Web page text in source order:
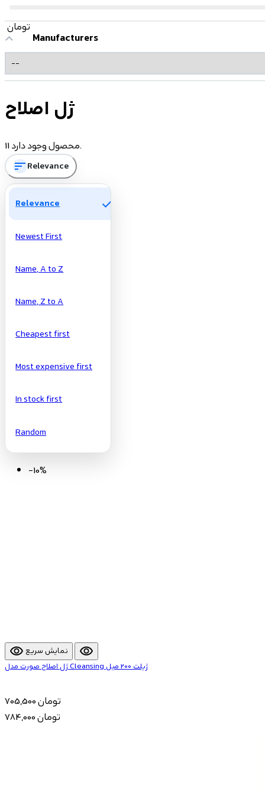
تومان
Manufacturers
ژل اصلاح
11 محصول وجود دارد.
sortRelevance
Relevance check
Newest First
Name, A to Z
Name, Z to A
Cheapest first
Most expensive first
In stock first
Random
-10%
visibility نمایش سریع visibility
ژل اصلاح صورت مدل Cleansing ژیلت 200 میل
705,500 تومان
784,000 تومان